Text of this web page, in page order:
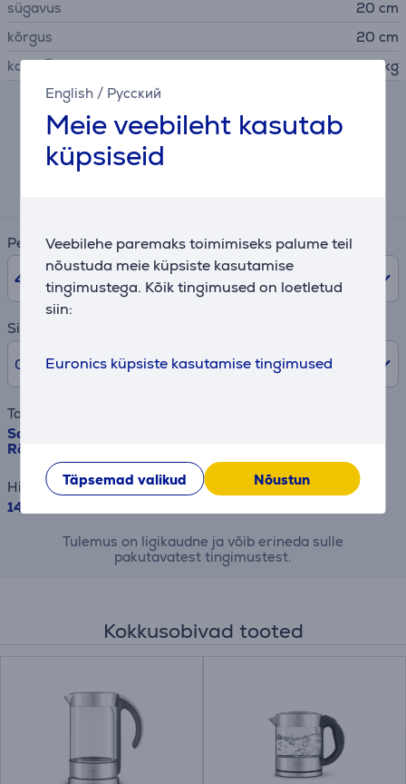
English / Русский
Meie veebileht kasutab
küpsiseid
Veebilehe paremaks toimimiseks palume teil
nõustuda meie küpsiste kasutamise
tingimustega. Kõik tingimused on loetletud
siin:
Euronics küpsiste kasutamise tingimused
Täpsemad valikud Nõustun
sügavus
20 cm
kõrgus
20 cm
kaal
3,3 kg
Järelmaksu kalkulaator
Eeldatav igakuine makse
Periood
48 kuud
Sissemakse
0% /0 €
Toode
Sage the Bit More, 1800 W, 4 viilu, roostevaba teras -
Röster
Hind
145.99 €
Tulemus on ligikaudne ja võib erineda sulle
pakutavatest tingimustest.
Kokkusobivad tooted